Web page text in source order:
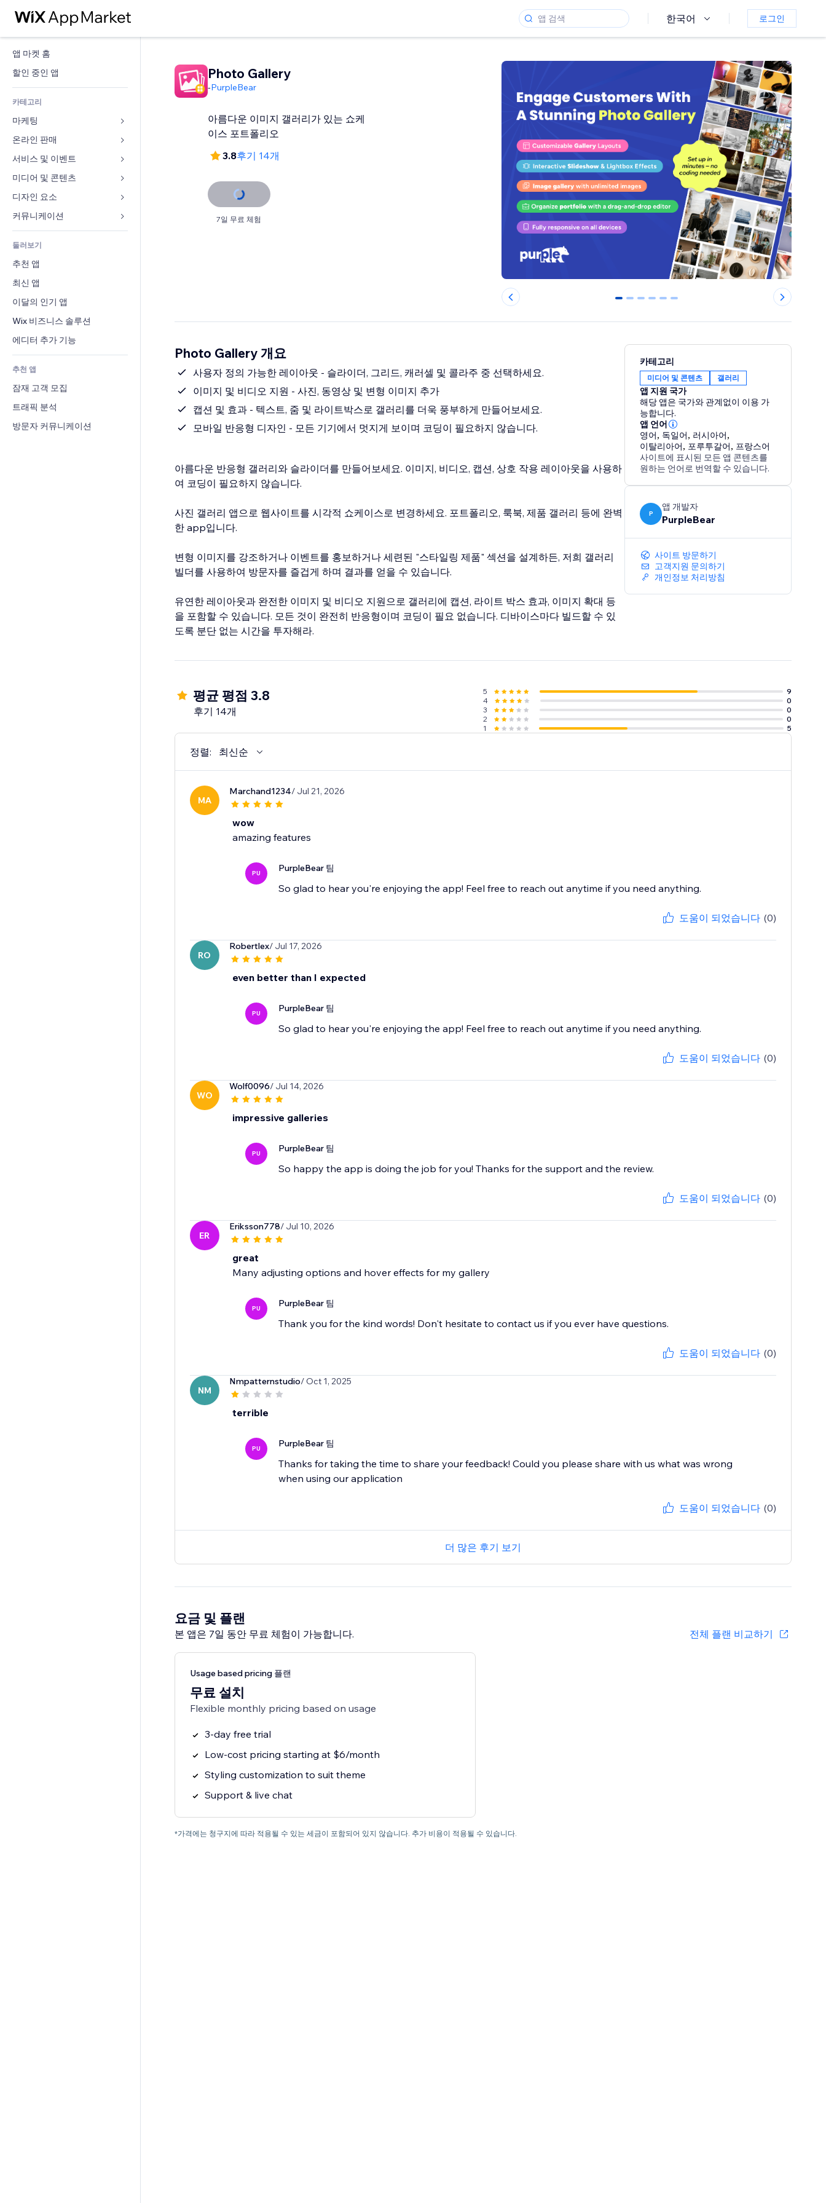
한국어 로그인
앱 마켓 홈
할인 중인 앱
카테고리
마케팅
광고
모바일
사이트 통계
사이트 목록
이메일
온라인 판매
쇼핑몰 관련 앱
배송
판매 버튼
회계
쿠폰 및 로열티
창고 서비스
식품 및 음료
서비스 및 이벤트
호텔
이벤트
음식점
부동산
예약
미디어 및 콘텐츠
갤러리
뮤직
팟캐스트
사진
동영상
PDF
파일 공유
소식
디자인 요소
지도 및 내비게이션
개인정보 및 보안
시계
페이지 템플릿
이미지 효과
버튼 & 메뉴
배너 및 배지
계산기
검색
일기예보
차트 및 표
양식
블로그
설문
채팅
메모
전화번호
커뮤니티
평가와 후기
CRM
둘러보기
추천 앱
최신 앱
이달의 인기 앱
Wix 비즈니스 솔루션
에디터 추가 기능
추천 앱
잠재 고객 모집
트래픽 분석
방문자 커뮤니케이션
Photo Gallery
-PurpleBear
아름다운 이미지 갤러리가 있는 쇼케
이스 포트폴리오
3.8후기 14개
7일 무료 체험
0 1 2 3 4 5
Photo Gallery 개요
사용자 정의 가능한 레이아웃 - 슬라이더, 그리드, 캐러셀 및 콜라주 중 선택하세요.
이미지 및 비디오 지원 - 사진, 동영상 및 변형 이미지 추가
캡션 및 효과 - 텍스트, 줌 및 라이트박스로 갤러리를 더욱 풍부하게 만들어보세요.
모바일 반응형 디자인 - 모든 기기에서 멋지게 보이며 코딩이 필요하지 않습니다.
아름다운 반응형 갤러리와 슬라이더를 만들어보세요. 이미지, 비디오, 캡션, 상호 작용 레이아웃을 사용하
여 코딩이 필요하지 않습니다.
사진 갤러리 앱으로 웹사이트를 시각적 쇼케이스로 변경하세요. 포트폴리오, 룩북, 제품 갤러리 등에 완벽
한 app입니다.
변형 이미지를 강조하거나 이벤트를 홍보하거나 세련된 "스타일링 제품" 섹션을 설계하든, 저희 갤러리
빌더를 사용하여 방문자를 즐겁게 하며 결과를 얻을 수 있습니다.
유연한 레이아웃과 완전한 이미지 및 비디오 지원으로 갤러리에 캡션, 라이트 박스 효과, 이미지 확대 등
을 포함할 수 있습니다. 모든 것이 완전히 반응형이며 코딩이 필요 없습니다. 디바이스마다 빌드할 수 있
도록 분단 없는 시간을 투자해라.
카테고리
미디어 및 콘텐츠 갤러리
앱 지원 국가
해당 앱은 국가와 관계없이 이용 가
능합니다.
앱 언어
영어, 독일어, 러시아어,
이탈리아어, 포루투갈어, 프랑스어
사이트에 표시된 모든 앱 콘텐츠를
원하는 언어로 번역할 수 있습니다.
P
앱 개발자
PurpleBear
사이트 방문하기
고객지원 문의하기
개인정보 처리방침
평균 평점 3.8
후기 14개
5
9
4
0
3
0
2
0
1
5
정렬: 최신순
MA
Marchand1234/ Jul 21, 2026
wow
amazing features
PU PurpleBear 팀
So glad to hear you're enjoying the app! Feel free to reach out anytime if you need anything.
도움이 되었습니다 (0)
RO
Robertlex/ Jul 17, 2026
even better than I expected
PU PurpleBear 팀
So glad to hear you're enjoying the app! Feel free to reach out anytime if you need anything.
도움이 되었습니다 (0)
WO
Wolf0096/ Jul 14, 2026
impressive galleries
PU PurpleBear 팀
So happy the app is doing the job for you! Thanks for the support and the review.
도움이 되었습니다 (0)
ER
Eriksson778/ Jul 10, 2026
great
Many adjusting options and hover effects for my gallery
PU PurpleBear 팀
Thank you for the kind words! Don't hesitate to contact us if you ever have questions.
도움이 되었습니다 (0)
NM
Nmpatternstudio/ Oct 1, 2025
terrible
PU PurpleBear 팀
Thanks for taking the time to share your feedback! Could you please share with us what was wrong
when using our application
도움이 되었습니다 (0)
더 많은 후기 보기
요금 및 플랜
본 앱은 7일 동안 무료 체험이 가능합니다. 전체 플랜 비교하기
Usage based pricing 플랜
무료 설치
Flexible monthly pricing based on usage
3-day free trial
Low-cost pricing starting at $6/month
Styling customization to suit theme
Support & live chat
*가격에는 청구지에 따라 적용될 수 있는 세금이 포함되어 있지 않습니다. 추가 비용이 적용될 수 있습니다.